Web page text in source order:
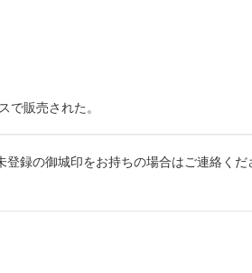
販売された。
録の御城印をお持ちの場合はご連絡くだ